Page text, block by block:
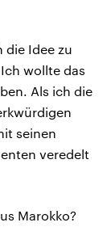
die Idee zu
wollte das
Als ich die
seinen
veredelt
Marokko?